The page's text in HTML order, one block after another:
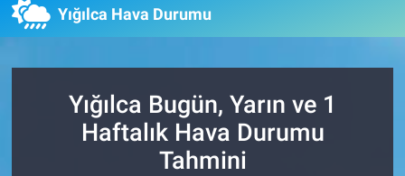
Yığılca Hava Durumu
Yığılca Bugün, Yarın ve 1
Haftalık Hava Durumu
Tahmini
Son Dakika Haberleri